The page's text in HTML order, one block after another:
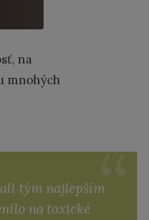
na
mnohých
tým najlepším
na toxické